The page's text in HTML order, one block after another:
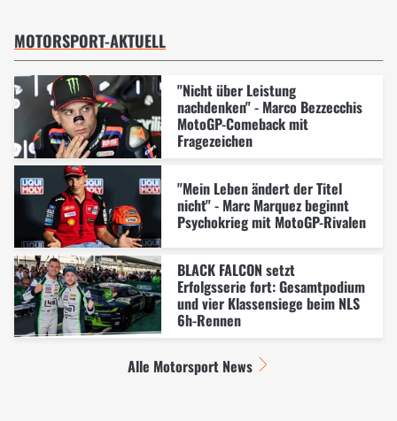
MOTORSPORT-AKTUELL
"Nicht über Leistung
nachdenken" - Marco Bezzecchis
MotoGP-Comeback mit
Fragezeichen
"Mein Leben ändert der Titel
nicht" - Marc Marquez beginnt
Psychokrieg mit MotoGP-Rivalen
BLACK FALCON setzt
Erfolgsserie fort: Gesamtpodium
und vier Klassensiege beim NLS
6h-Rennen
Alle Motorsport News